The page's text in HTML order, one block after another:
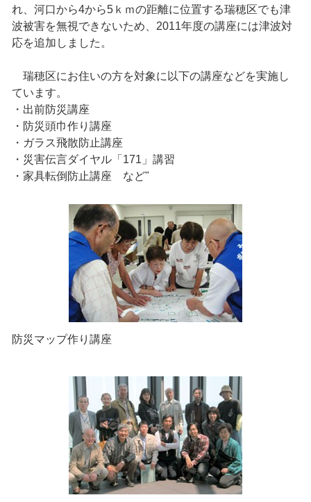
れ、河口から4から5ｋｍの距離に位置する瑞穂区でも津
波被害を無視できないため、2011年度の講座には津波対
応を追加しました。
瑞穂区にお住いの方を対象に以下の講座などを実施し
ています。
・出前防災講座
・防災頭巾作り講座
・ガラス飛散防止講座
・災害伝言ダイヤル「171」講習
・家具転倒防止講座 など"
防災マップ作り講座